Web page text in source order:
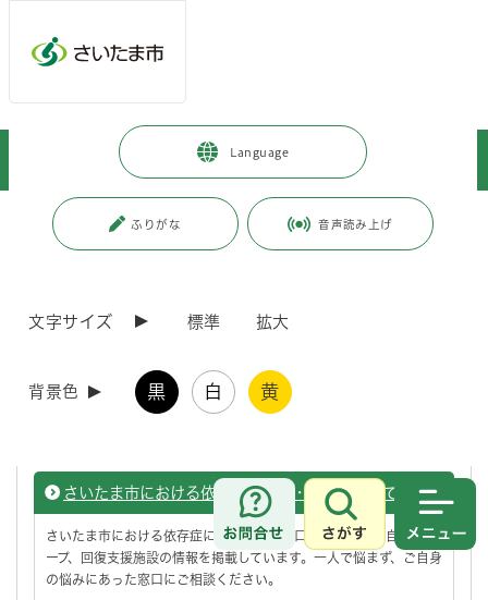
Language
ふりがな 音声読み上げ
文字サイズ 標準 拡大
背景色 黒 白 黄
お問合せ
さがす
健康・医療・福祉 > 健康・医療 こころの健康
リーフレット・パンフレット
ページ番号：J005055
こころの健康センターで発行しているリーフレット等をご紹介しま
さいたま市における依存症の相談・治療について
さいたま市における依存症に関する相談窓口や医療機関、自助グル
ープ、回復支援施設の情報を掲載しています。一人で悩まず、ご自身
の悩みにあった窓口にご相談ください。